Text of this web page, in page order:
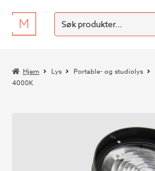
Hopp
til
Hopp
til
Søk
etter:
SØK
Hjem Lys Portable- og studiolys
4000K